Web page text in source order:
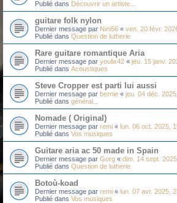
Publié dans Découvrir un artiste...
guitare folk nylon
Dernier message par Nini56 « ven. 20 févr.
Publié dans Question de lutherie
Rare guitare romantique Aria
Dernier message par youlix42 « jeu. 15 janv.
Publié dans Acoustiques
Steve Cropper est parti lui aussi
Dernier message par bernie « jeu. 04 déc.
Publié dans général...
Nomade ( Original)
Dernier message par remi « lun. 06 oct. 2025,
Publié dans Vos musiques
Guitare aria ac 50 made in Spain
Dernier message par Gorg « dim. 14 sept.
Publié dans Question de lutherie
Botoù-koad
Dernier message par remi « lun. 07 avr. 2025,
Publié dans Vos musiques